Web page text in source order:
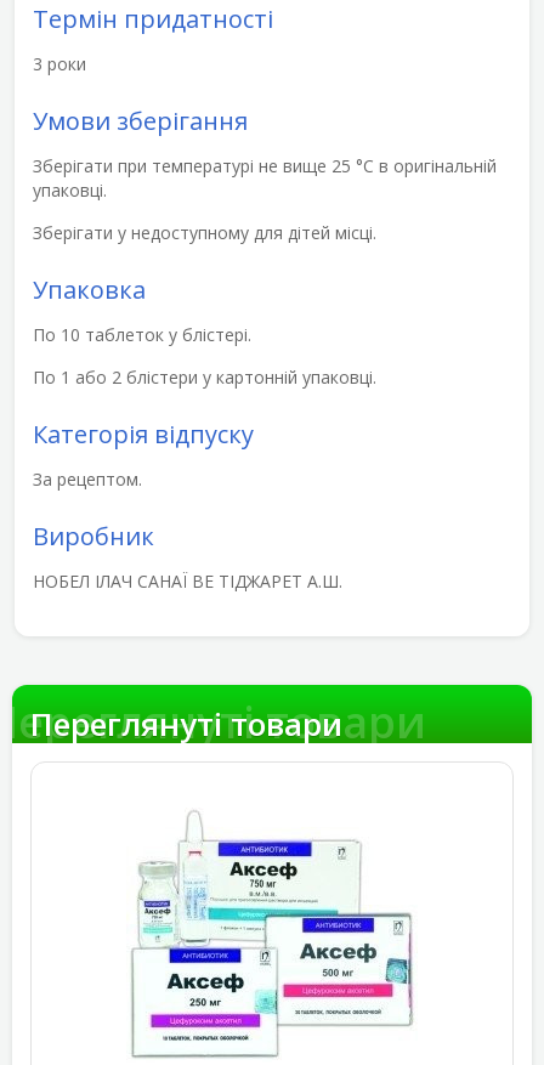
Термін придатності
3 роки
Умови зберігання
Зберігати при температурі не вище 25 °С в оригінальній
упаковці.
Зберігати у недоступному для дітей місці.
Упаковка
По 10 таблеток у блістері.
По 1 або 2 блістери у картонній упаковці.
Категорія відпуску
За рецептом.
Виробник
НОБЕЛ ІЛАЧ САНАЇ ВЕ ТІДЖАРЕТ А.Ш.
товари
Переглянуті товари